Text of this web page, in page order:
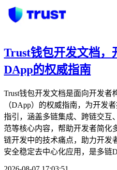
Trust钱包开发文档，
DApp的权威指南
Trust钱包开发文档是面向开发者
（DApp）的权威指南，为开发
指引，涵盖多链集成、跨链交互
范等核心内容，帮助开发者简化
链开发中的技术痛点，助力开发
安全稳定去中心化应用，是多链